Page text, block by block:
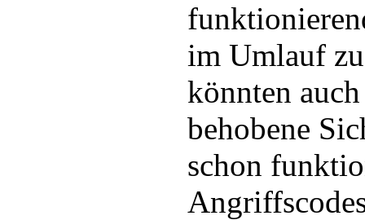
im Umlauf
könnten
behobene
schon